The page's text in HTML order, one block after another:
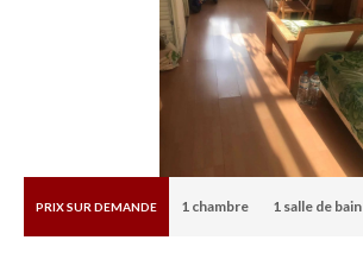
PRIX SUR DEMANDE 1 chambre 1 salle de bain